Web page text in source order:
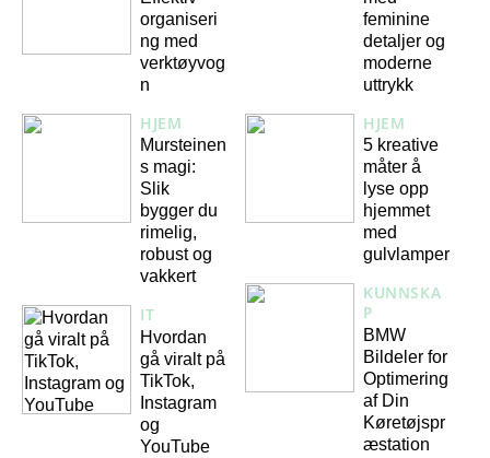
organiseri
ng med
verktøyvog
n
HJEM
Mursteinen
s magi:
Slik
bygger du
rimelig,
robust og
vakkert
IT
Hvordan
gå viralt på
TikTok,
Instagram
og
YouTube
feminine
detaljer og
moderne
uttrykk
HJEM
5 kreative
måter å
lyse opp
hjemmet
med
gulvlamper
KUNNSKA
P
BMW
Bildeler for
Optimering
af Din
Køretøjspr
æstation